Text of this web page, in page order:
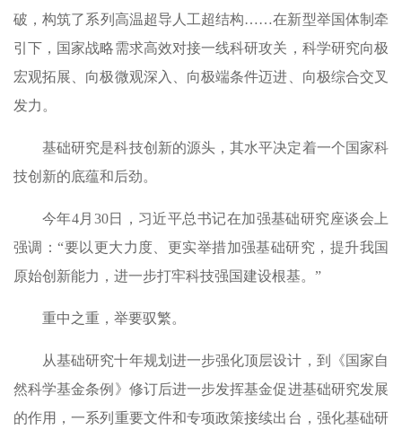
破，构筑了系列高温超导人工超结构……在新型举国体制牵
引下，国家战略需求高效对接一线科研攻关，科学研究向极
宏观拓展、向极微观深入、向极端条件迈进、向极综合交叉
发力。
基础研究是科技创新的源头，其水平决定着一个国家科
技创新的底蕴和后劲。
今年4月30日，习近平总书记在加强基础研究座谈会上
强调：“要以更大力度、更实举措加强基础研究，提升我国
原始创新能力，进一步打牢科技强国建设根基。”
重中之重，举要驭繁。
从基础研究十年规划进一步强化顶层设计，到《国家自
然科学基金条例》修订后进一步发挥基金促进基础研究发展
的作用，一系列重要文件和专项政策接续出台，强化基础研